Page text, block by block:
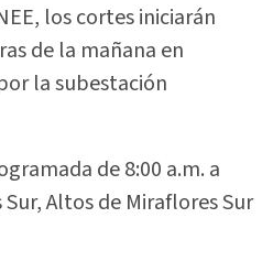
los cortes iniciarán
de la mañana en
la subestación
de 8:00 a.m. a
Altos de Miraflores Sur